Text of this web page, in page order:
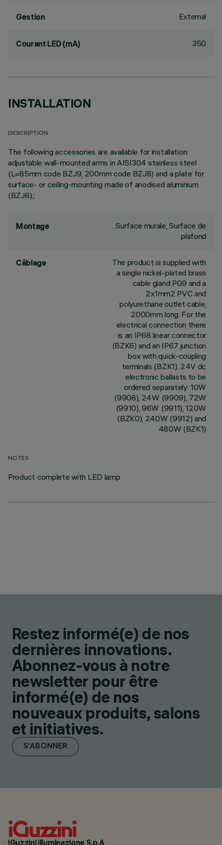
Gestion External
Courant LED (mA) 350
INSTALLATION
DESCRIPTION
The following accessories are available for installation:
adjustable wall-mounted arms in AISI304 stainless steel
(L=85mm code BZJ9, 200mm code BZJ8) and a plate for
surface- or ceiling-mounting made of anodised aluminium
(BZJ6).;
Montage
Surface murale, Surface de
plafond
Câblage
The product is supplied with
a single nickel-plated brass
cable gland PG9 and a
2x1mm2 PVC and
polyurethane outlet cable,
2000mm long. For the
electrical connection there
is an IP68 linear connector
(BZK6) and an IP67 junction
box with quick-coupling
terminals (BZK1). 24V dc
electronic ballasts to be
ordered separately: 10W
(9908), 24W (9909), 72W
(9910), 96W (9911), 120W
(BZK0), 240W (9912) and
480W (BZK1)
NOTES
Product complete with LED lamp
Restez informé(e) de nos
dernières innovations.
Abonnez-vous à notre
newsletter pour être
informé(e) de nos
nouveaux produits, salons
et initiatives.
S'ABONNER
iGuzzini illuminazione S.p.A